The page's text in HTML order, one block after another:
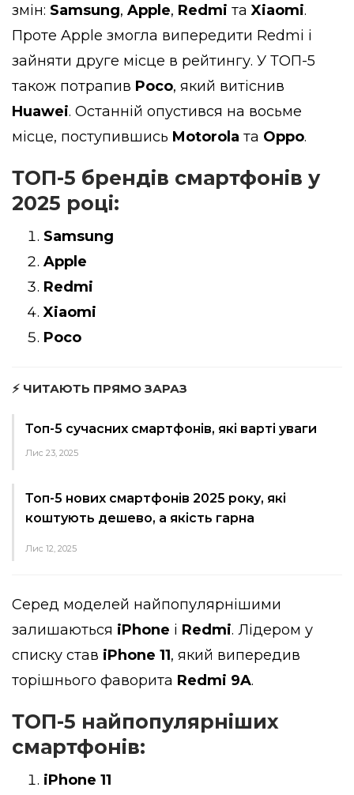
змін: Samsung, Apple, Redmi таXiaomi.
Проте Apple змогла випередити Redmi і
зайняти друге місце в рейтингу. У ТОП-5
також потрапив Poco, який витіснив
Huawei. Останній опустився на восьме
місце, поступившись Motorola та Oppo.
ТОП-5 брендів смартфонів у
2025 році:
Samsung
Apple
Redmi
Xiaomi
Poco
⚡ ЧИТАЮТЬ ПРЯМО ЗАРАЗ
Топ-5 сучасних смартфонів, які варті уваги
Лис 23, 2025
Топ-5 нових смартфонів 2025 року, які
коштують дешево, а якість гарна
Лис 12, 2025
Серед моделей найпопулярнішими
залишаються iPhone і Redmi. Лідером у
списку став iPhone 11, який випередив
торішнього фаворита Redmi 9A.
ТОП-5 найпопулярніших
смартфонів:
iPhone 11